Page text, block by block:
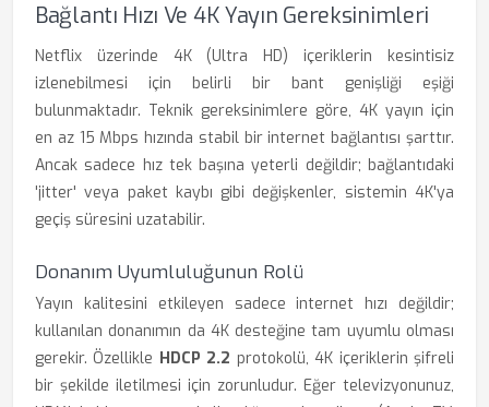
Bağlantı Hızı Ve 4K Yayın Gereksinimleri
Netflix üzerinde 4K (Ultra HD) içeriklerin kesintisiz
izlenebilmesi için belirli bir bant genişliği eşiği
bulunmaktadır. Teknik gereksinimlere göre, 4K yayın için
en az 15 Mbps hızında stabil bir internet bağlantısı şarttır.
Ancak sadece hız tek başına yeterli değildir; bağlantıdaki
'jitter' veya paket kaybı gibi değişkenler, sistemin 4K'ya
geçiş süresini uzatabilir.
Donanım Uyumluluğunun Rolü
Yayın kalitesini etkileyen sadece internet hızı değildir;
kullanılan donanımın da 4K desteğine tam uyumlu olması
gerekir. Özellikle HDCP 2.2 protokolü, 4K içeriklerin şifreli
bir şekilde iletilmesi için zorunludur. Eğer televizyonunuz,